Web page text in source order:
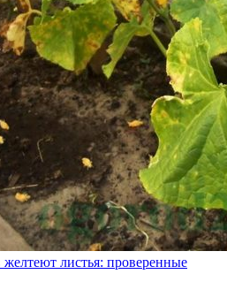
желтеют листья: проверенные